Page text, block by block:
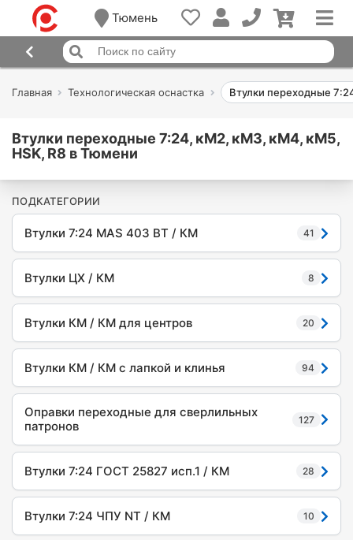
Тюмень
Главная Технологическая оснастка Втулки переходные
Втулки переходные 7:24, кМ2, кМ3, кМ4, кМ5,
HSK, R8 в Тюмени
ПОДКАТЕГОРИИ
Втулки 7:24 MAS 403 BT / КМ 41
Втулки ЦХ / КМ 8
Втулки КМ / КМ для центров 20
Втулки КМ / КМ с лапкой и клинья 94
Оправки переходные для сверлильных
патронов
127
Втулки 7:24 ГОСТ 25827 исп.1 / КМ 28
Втулки 7:24 ЧПУ NT / КМ 10